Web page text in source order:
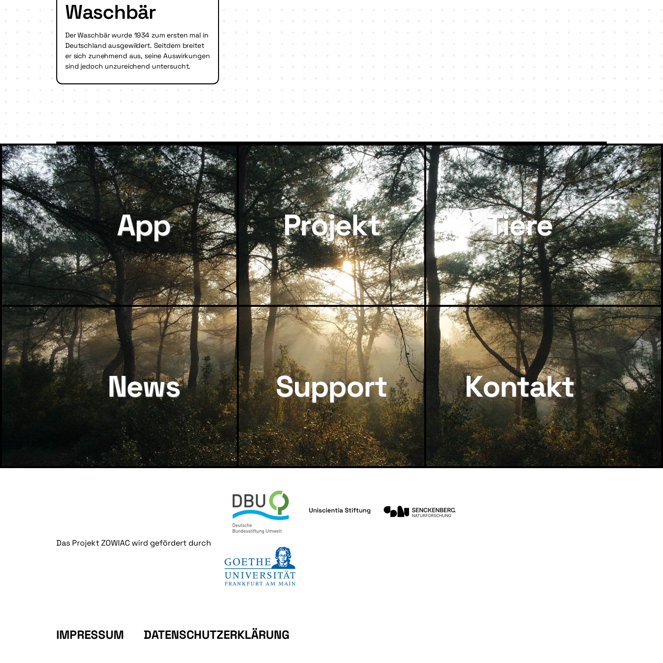
Waschbär
Der Waschbär wurde 1934 zum ersten mal in
Deutschland ausgewildert. Seitdem breitet
er sich zunehmend aus, seine Auswirkungen
sind jedoch unzureichend untersucht.
App Projekt Tiere
News Support Kontakt
Das Projekt ZOWIAC wird gefördert durch
IMPRESSUM DATENSCHUTZERKLÄRUNG